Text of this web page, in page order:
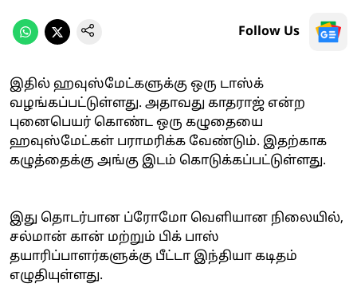
Follow Us
இதில் ஹவுஸ்மேட்களுக்கு ஒரு டாஸ்க்
வழங்கப்பட்டுள்ளது. அதாவது காதராஜ் என்ற
புனைபெயர் கொண்ட ஒரு கழுதையை
ஹவுஸ்மேட்கள் பராமரிக்க வேண்டும். இதற்காக
கழுத்தைக்கு அங்கு இடம் கொடுக்கப்பட்டுள்ளது.
இது தொடர்பான ப்ரோமோ வெளியான நிலையில்,
சல்மான் கான் மற்றும் பிக் பாஸ்
தயாரிப்பாளர்களுக்கு பீட்டா இந்தியா கடிதம்
எழுதியுள்ளது.